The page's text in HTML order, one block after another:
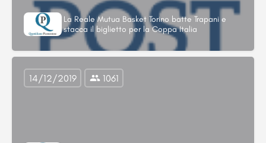
La Reale Mutua Basket Torino batte Trapani e
stacca il biglietto per la Coppa Italia
14/12/2019 1061